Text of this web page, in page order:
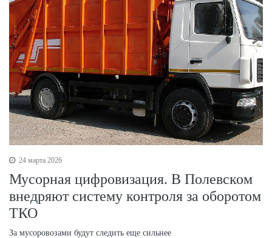
24 марта 2026
Мусорная цифровизация. В Полевском
внедряют систему контроля за оборотом
ТКО
За мусоровозами будут следить еще сильнее